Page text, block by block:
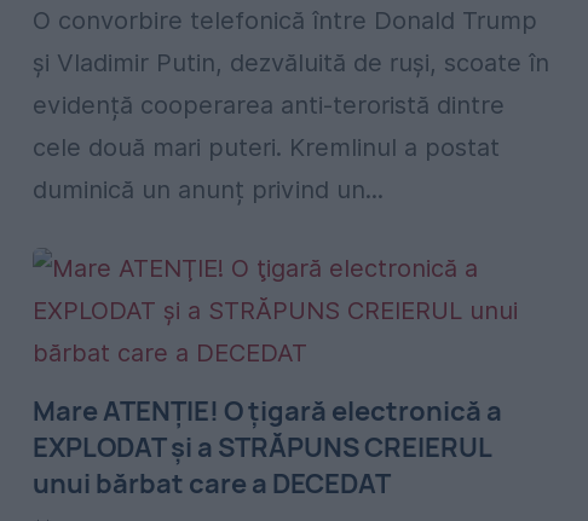
O convorbire telefonică între Donald Trump
și Vladimir Putin, dezvăluită de ruși, scoate în
evidență cooperarea anti-teroristă dintre
cele două mari puteri. Kremlinul a postat
duminică un anunț privind un...
Mare ATENŢIE! O ţigară electronică a
EXPLODAT şi a STRĂPUNS CREIERUL
unui bărbat care a DECEDAT